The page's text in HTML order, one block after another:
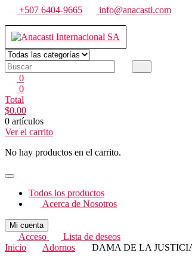
Saltar
contenido
+507 6404-9665 info@anacasti.com
Anacasti Internacional SA
Ventas de productos al por mayor de flores y
0
0
Total
$0.00
0 artículos
Ver el carrito
No hay productos en el carrito.
Todos los productos
Acerca de Nosotros
Mi cuenta
Acceso
Lista de deseos
Inicio
Adornos DAMA DE LA